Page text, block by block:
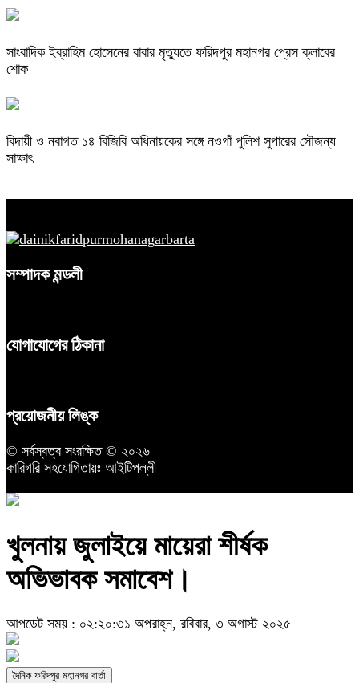
সাংবাদিক ইব্রাহিম হোসেনের বাবার মৃত্যুতে ফরিদপুর মহানগর প্রেস ক্লাবের
শোক
বিদায়ী ও নবাগত ১৪ বিজিবি অধিনায়কের সঙ্গে নওগাঁ পুলিশ সুপারের সৌজন্য
সাক্ষাৎ
সম্পাদক মন্ডলী
যোগাযোগের ঠিকানা
প্রয়োজনীয় লিঙ্ক
© সর্বস্বত্ব সংরক্ষিত © ২০২৬
কারিগরি সহযোগিতায়ঃ আইটিপল্লী
খুলনায় জুলাইয়ে মায়েরা শীর্ষক
অভিভাবক সমাবেশ।
আপডেট সময় : ০২:২০:৩১ অপরাহ্ন, রবিবার, ৩ অগাস্ট ২০২৫
দৈনিক ফরিদপুর মহানগর বার্তা